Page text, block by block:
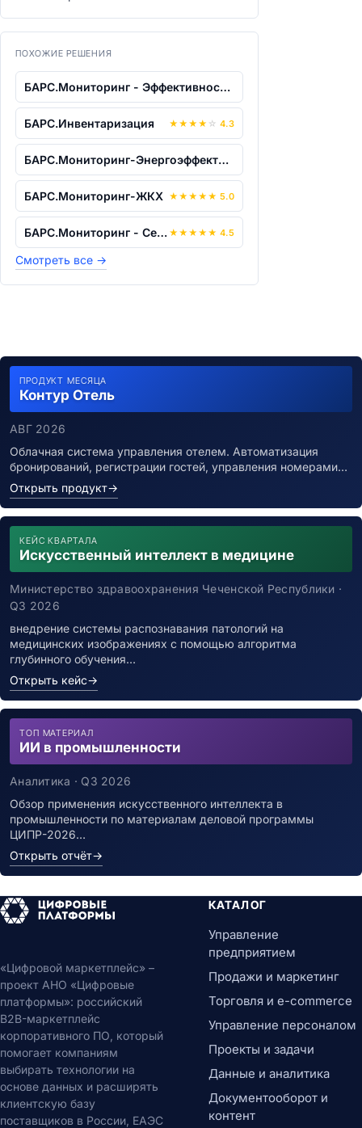
ПОХОЖИЕ РЕШЕНИЯ
БАРС.Мониторинг - Эффективность Управл...
БАРС.Инвентаризация ★ ★ ★ ★ ☆ 4.3
БАРС.Мониторинг-Энергоэффективность
БАРС.Мониторинг-ЖКХ ★ ★ ★ ★ ★ 5.0
БАРС.Мониторинг - Сельское хозяйство ★ ★ ★ ★ ★ 4.5
Смотреть все →
ПРОДУКТ МЕСЯЦА
Контур Отель
АВГ 2026
Облачная система управления отелем. Автоматизация
бронирований, регистрации гостей, управления номерами…
Открыть продукт→
КЕЙС КВАРТАЛА
Искусственный интеллект в медицине
Министерство здравоохранения Чеченской Республики ·
Q3 2026
внедрение системы распознавания патологий на
медицинских изображениях с помощью алгоритма
глубинного обучения…
Открыть кейс→
ТОП МАТЕРИАЛ
ИИ в промышленности
Аналитика · Q3 2026
Обзор применения искусственного интеллекта в
промышленности по материалам деловой программы
ЦИПР-2026…
Открыть отчёт→
«Цифровой маркетплейс» –
проект АНО «Цифровые
платформы»: российский
B2B-маркетплейс
корпоративного ПО, который
помогает компаниям
выбирать технологии на
основе данных и расширять
клиентскую базу
поставщиков в России, ЕАЭС
КАТАЛОГ
Управление
предприятием
Продажи и маркетинг
Торговля и e-commerce
Управление персоналом
Проекты и задачи
Данные и аналитика
Документооборот и
контент